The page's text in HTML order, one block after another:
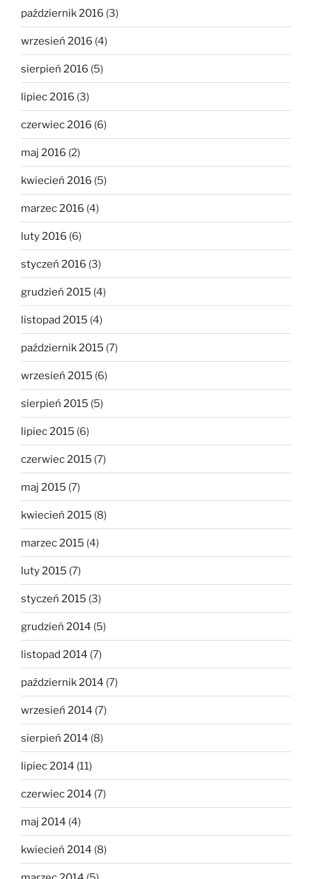
październik 2016 (3)
wrzesień 2016 (4)
sierpień 2016 (5)
lipiec 2016 (3)
czerwiec 2016 (6)
maj 2016 (2)
kwiecień 2016 (5)
marzec 2016 (4)
luty 2016 (6)
styczeń 2016 (3)
grudzień 2015 (4)
listopad 2015 (4)
październik 2015 (7)
wrzesień 2015 (6)
sierpień 2015 (5)
lipiec 2015 (6)
czerwiec 2015 (7)
maj 2015 (7)
kwiecień 2015 (8)
marzec 2015 (4)
luty 2015 (7)
styczeń 2015 (3)
grudzień 2014 (5)
listopad 2014 (7)
październik 2014 (7)
wrzesień 2014 (7)
sierpień 2014 (8)
lipiec 2014 (11)
czerwiec 2014 (7)
maj 2014 (4)
kwiecień 2014 (8)